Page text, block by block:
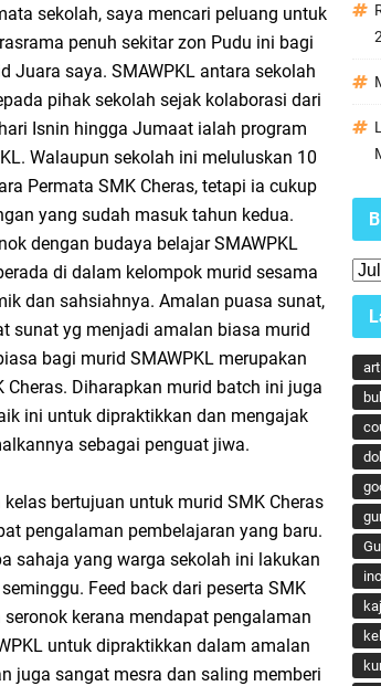
sekolah, saya mencari peluang untuk
penuh sekitar zon Pudu ini bagi
Juara saya. SMAWPKL antara sekolah
pihak sekolah sejak kolaborasi dari
Isnin hingga Jumaat ialah program
Walaupun sekolah ini meluluskan 10
Permata SMK Cheras, tetapi ia cukup
yang sudah masuk tahun kedua.
dengan budaya belajar SMAWPKL
di dalam kelompok murid sesama
dan sahsiahnya. Amalan puasa sunat,
sunat yg menjadi amalan biasa murid
bagi murid SMAWPKL merupakan
Diharapkan murid batch ini juga
ini untuk dipraktikkan dan mengajak
sebagai penguat jiwa.
bertujuan untuk murid SMK Cheras
pengalaman pembelajaran yang baru.
sahaja yang warga sekolah ini lakukan
Feed back dari peserta SMK
kerana mendapat pengalaman
untuk dipraktikkan dalam amalan
juga sangat mesra dan saling memberi